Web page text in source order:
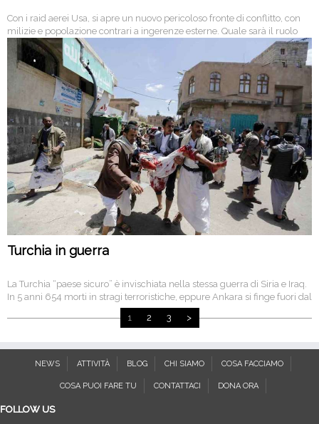
Con i raid aerei Usa, si apre un nuovo pericoloso fronte di conflitto, con
milizie e popolazione contrari a ingerenze esterne. Quale sarà il ruolo
dell’Italia?
Turchia in guerra
La Turchia “paese sicuro” è invischiata nella stessa guerra di Siria e Iraq.
In 5 anni 654 morti in stragi terroristiche, eppure Ankara si finge fuori dal
conflitto. L’Isis colpisce Istanbul come colpisce Damasco e Baghdad, con
una nuova strategia che lo rende “invisibile”.
Navigazione
1 2 3 >
NEWS ATTIVITÀ BLOG CHI SIAMO COSA FACCIAMO
COSA PUOI FARE TU CONTATTACI DONA ORA
FOLLOW US